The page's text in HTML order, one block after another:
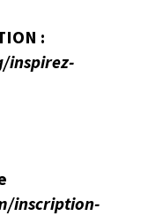
:
inspirez-
inscription-